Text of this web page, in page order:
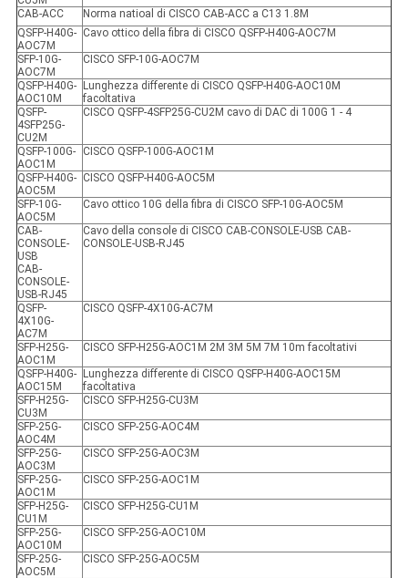
CAB-ACC
Norma natioal di CISCO CAB-ACC a C13 1.8M
QSFP-H40G-
AOC7M
Cavo ottico della fibra di CISCO QSFP-H40G-AOC7M
SFP-10G-
AOC7M
CISCO SFP-10G-AOC7M
QSFP-H40G-
AOC10M
Lunghezza differente di CISCO QSFP-H40G-AOC10M
facoltativa
QSFP-
4SFP25G-
CU2M
CISCO QSFP-4SFP25G-CU2M cavo di DAC di 100G 1 - 4
QSFP-100G-
AOC1M
CISCO QSFP-100G-AOC1M
QSFP-H40G-
AOC5M
CISCO QSFP-H40G-AOC5M
SFP-10G-
AOC5M
Cavo ottico 10G della fibra di CISCO SFP-10G-AOC5M
CAB-
CONSOLE-
USB
CAB-
CONSOLE-
USB-RJ45
Cavo della console di CISCO CAB-CONSOLE-USB CAB-
CONSOLE-USB-RJ45
QSFP-
4X10G-
AC7M
CISCO QSFP-4X10G-AC7M
SFP-H25G-
AOC1M
CISCO SFP-H25G-AOC1M 2M 3M 5M 7M 10m facoltativi
QSFP-H40G-
AOC15M
Lunghezza differente di CISCO QSFP-H40G-AOC15M
facoltativa
SFP-H25G-
CU3M
CISCO SFP-H25G-CU3M
SFP-25G-
AOC4M
CISCO SFP-25G-AOC4M
SFP-25G-
AOC3M
CISCO SFP-25G-AOC3M
SFP-25G-
AOC1M
CISCO SFP-25G-AOC1M
SFP-H25G-
CU1M
CISCO SFP-H25G-CU1M
SFP-25G-
AOC10M
CISCO SFP-25G-AOC10M
SFP-25G-
AOC5M
CISCO SFP-25G-AOC5M